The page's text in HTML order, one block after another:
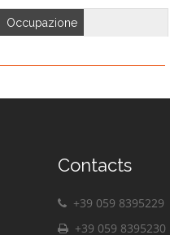
Occupazione
Contacts
+39 059 8395229
+39 059 8395230